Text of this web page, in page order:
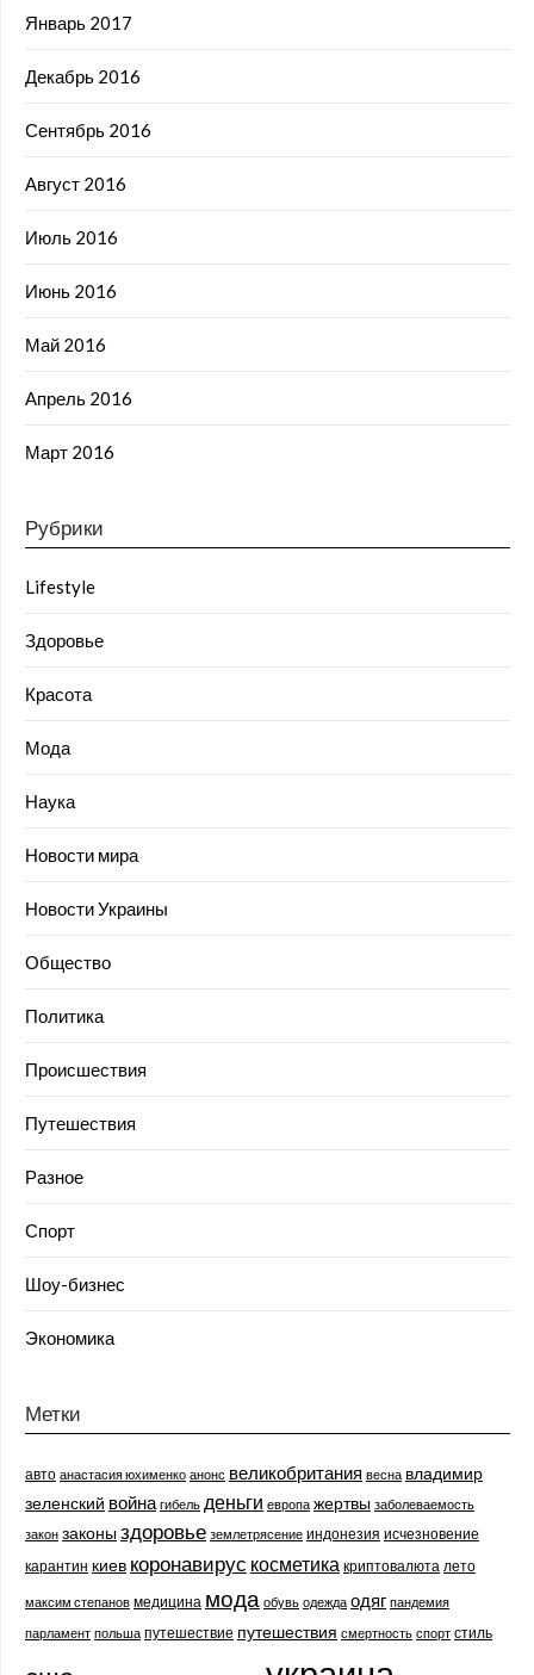
Январь 2017
Декабрь 2016
Сентябрь 2016
Август 2016
Июль 2016
Июнь 2016
Май 2016
Апрель 2016
Март 2016
Рубрики
Lifestyle
Здоровье
Красота
Мода
Наука
Новости мира
Новости Украины
Общество
Политика
Происшествия
Путешествия
Разное
Спорт
Шоу-бизнес
Экономика
Метки
авто анастасия юхименко анонс великобритания весна владимир
зеленский война гибель деньги европа жертвы заболеваемость
закон законыздоровье землетрясение индонезия исчезновение
карантин киев коронавирус косметика криптовалюта лето
максим степанов медицина мода обувь одежда одяг пандемия
парламент польша путешествие путешествия смертность спорт стиль